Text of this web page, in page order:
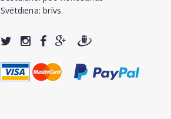
Svētdiena: brīvs